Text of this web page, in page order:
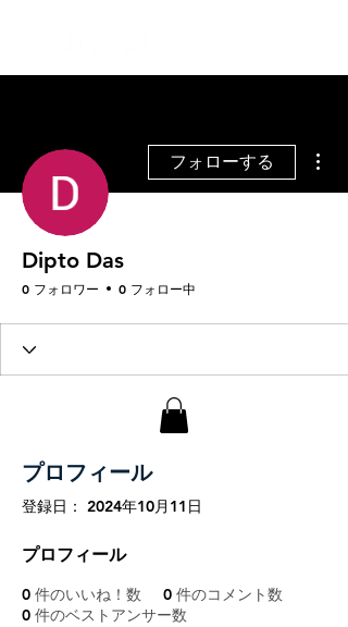
フォローする
Dipto Das
0 フォロワー 0 フォロー中
プロフィール
登録日： 2024年10月11日
プロフィール
0 件のいいね！数 0 件のコメント数
0 件のベストアンサー数